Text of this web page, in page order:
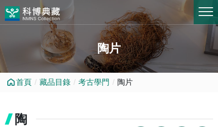
陶片
首頁 藏品目錄 考古學門 陶片
陶